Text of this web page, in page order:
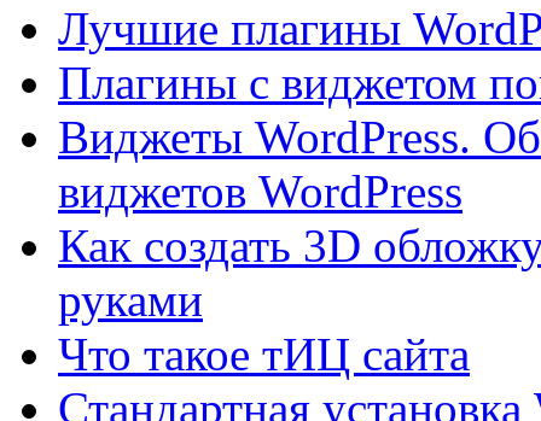
Лучшие плагины
Плагины с виджетом
Виджеты WordPress.
виджетов WordPress
Как создать 3D
руками
Что такое тИЦ сайта
Стандартная установка